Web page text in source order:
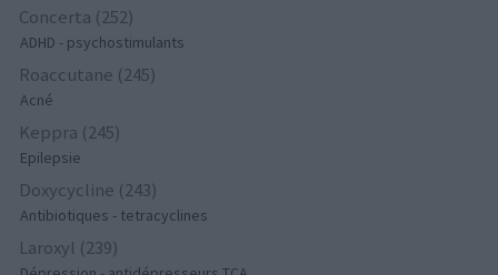
Concerta (252)
ADHD - psychostimulants
Roaccutane (245)
Acné
Keppra (245)
Epilepsie
Doxycycline (243)
Antibiotiques - tetracyclines
Laroxyl (239)